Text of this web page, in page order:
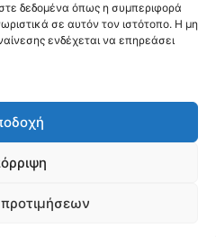
δεδομένα όπως η συμπεριφορά
σε αυτόν τον ιστότοπο. Η μη
ενδέχεται να επηρεάσει
303
243
2014-2025